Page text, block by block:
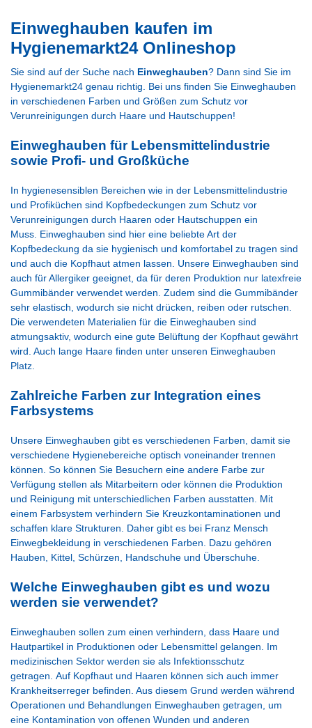
Einweghauben kaufen im
Hygienemarkt24 Onlineshop
Sie sind auf der Suche nach Einweghauben? Dann sind Sie im
Hygienemarkt24 genau richtig. Bei uns finden Sie Einweghauben
in verschiedenen Farben und Größen zum Schutz vor
Verunreinigungen durch Haare und Hautschuppen!
Einweghauben für Lebensmittelindustrie
sowie Profi- und Großküche
In hygienesensiblen Bereichen wie in der Lebensmittelindustrie
und Profiküchen sind Kopfbedeckungen zum Schutz vor
Verunreinigungen durch Haaren oder Hautschuppen ein
Muss. Einweghauben sind hier eine beliebte Art der
Kopfbedeckung da sie hygienisch und komfortabel zu tragen sind
und auch die Kopfhaut atmen lassen. Unsere Einweghauben sind
auch für Allergiker geeignet, da für deren Produktion nur latexfreie
Gummibänder verwendet werden. Zudem sind die Gummibänder
sehr elastisch, wodurch sie nicht drücken, reiben oder rutschen.
Die verwendeten Materialien für die Einweghauben sind
atmungsaktiv, wodurch eine gute Belüftung der Kopfhaut gewährt
wird. Auch lange Haare finden unter unseren Einweghauben
Platz.
Zahlreiche Farben zur Integration eines
Farbsystems
Unsere Einweghauben gibt es verschiedenen Farben, damit sie
verschiedene Hygienebereiche optisch voneinander trennen
können. So können Sie Besuchern eine andere Farbe zur
Verfügung stellen als Mitarbeitern oder können die Produktion
und Reinigung mit unterschiedlichen Farben ausstatten. Mit
einem Farbsystem verhindern Sie Kreuzkontaminationen und
schaffen klare Strukturen. Daher gibt es bei Franz Mensch
Einwegbekleidung in verschiedenen Farben. Dazu gehören
Hauben, Kittel, Schürzen, Handschuhe und Überschuhe.
Welche Einweghauben gibt es und wozu
werden sie verwendet?
Einweghauben sollen zum einen verhindern, dass Haare und
Hautpartikel in Produktionen oder Lebensmittel gelangen. Im
medizinischen Sektor werden sie als Infektionsschutz
getragen. Auf Kopfhaut und Haaren können sich auch immer
Krankheitserreger befinden. Aus diesem Grund werden während
Operationen und Behandlungen Einweghauben getragen, um
eine Kontamination von offenen Wunden und anderen